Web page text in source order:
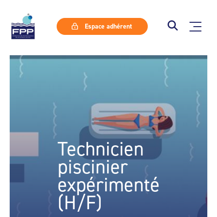
Espace adhérent
Technicien
piscinier
expérimenté
(H/F)